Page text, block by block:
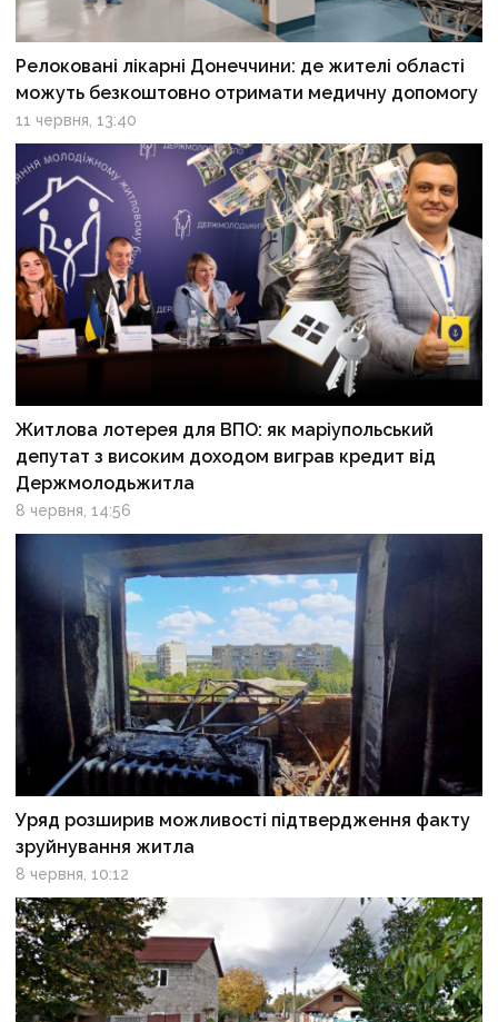
Релоковані лікарні Донеччини: де жителі області
можуть безкоштовно отримати медичну допомогу
11 червня, 13:40
Житлова лотерея для ВПО: як маріупольський
депутат з високим доходом виграв кредит від
Держмолодьжитла
8 червня, 14:56
Уряд розширив можливості підтвердження факту
зруйнування житла
8 червня, 10:12